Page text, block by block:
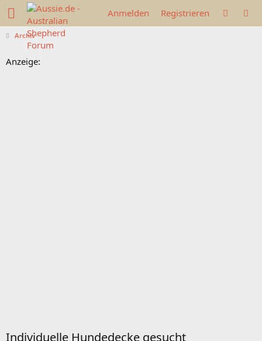
Anmelden Registrieren
Archiv
Anzeige:
Individuelle Hundedecke gesucht